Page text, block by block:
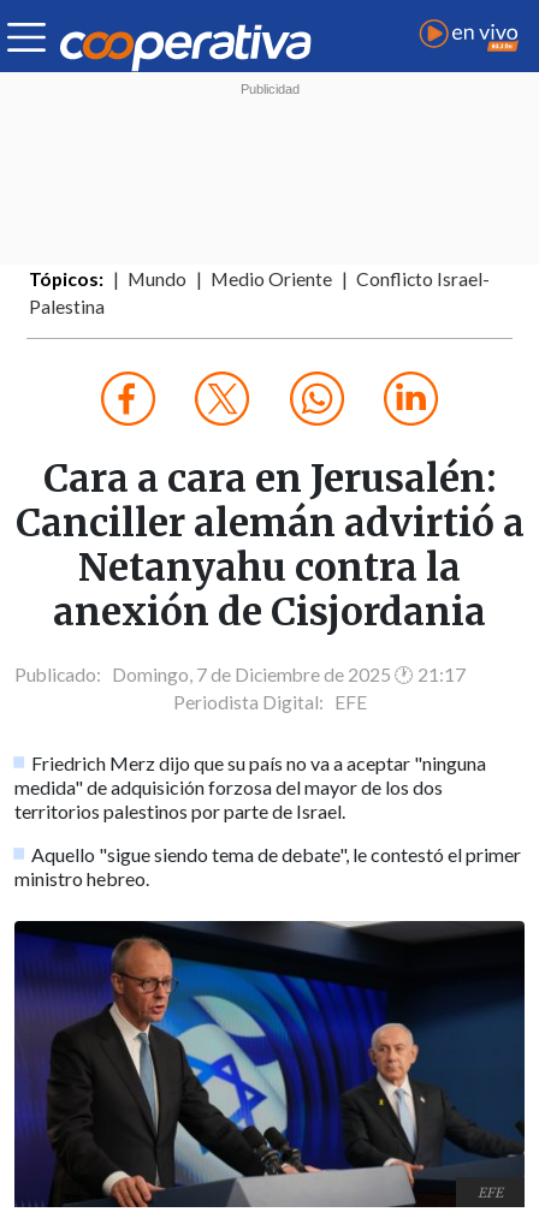
Tópicos: Mundo Medio Oriente
Conflicto Israel-
Palestina
Cara a cara en Jerusalén:
Canciller alemán advirtió a
Netanyahu contra la
anexión de Cisjordania
Publicado: Domingo, 7 de Diciembre de 2025 🕐 21:17
Periodista Digital: EFE
Friedrich Merz dijo que su país no va a aceptar "ninguna
medida" de adquisición forzosa del mayor de los dos
territorios palestinos por parte de Israel.
Aquello "sigue siendo tema de debate", le contestó el primer
ministro hebreo.
EFE